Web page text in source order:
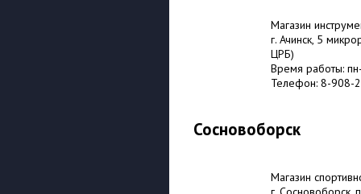
Магазин
г. Ачинск, 5
ЦРБ)
Время работы:
Телефон: 8-908-
Сосновоборск
Магазин